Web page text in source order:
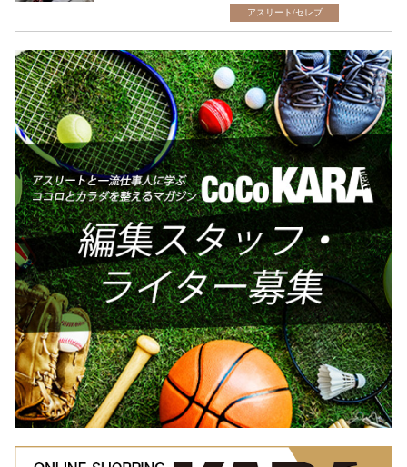
アスリート/セレブ